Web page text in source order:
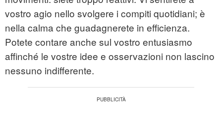
vostro agio nello svolgere i compiti quotidiani; è
nella calma che guadagnerete in efficienza.
Potete contare anche sul vostro entusiasmo
affinché le vostre idee e osservazioni non lascino
nessuno indifferente.